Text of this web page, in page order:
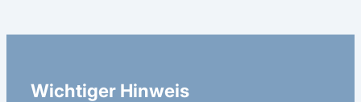
Wichtiger Hinweis